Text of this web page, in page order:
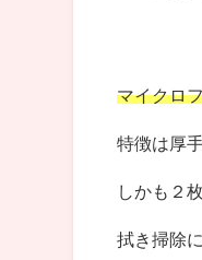
マイクロ
特徴は厚
しかも２
拭き掃除